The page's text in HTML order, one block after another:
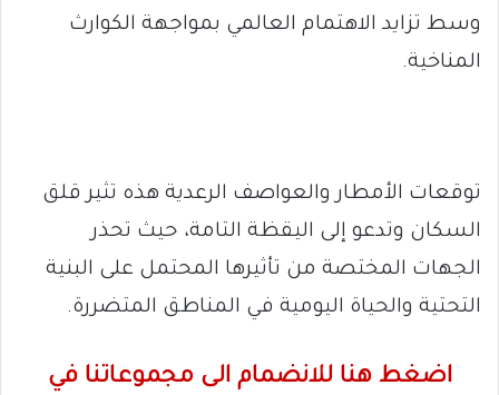
وسط تزايد الاهتمام العالمي بمواجهة الكوارث
المناخية.
توقعات الأمطار والعواصف الرعدية هذه تثير قلق
السكان وتدعو إلى اليقظة التامة، حيث تحذر
الجهات المختصة من تأثيرها المحتمل على البنية
التحتية والحياة اليومية في المناطق المتضررة.
اضغط هنا للانضمام الى مجموعاتنا في